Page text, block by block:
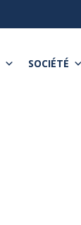
SOCIÉTÉ